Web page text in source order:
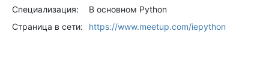
Специализация:
В основном Python
Страница в сети:
https://www.meetup.com/iepython